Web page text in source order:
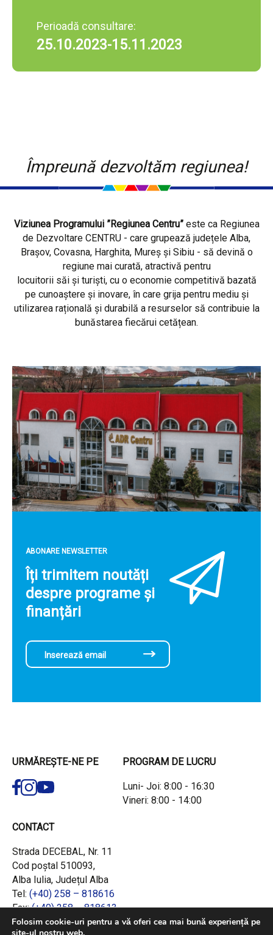
Perioadă consultare:
25.10.2023-15.11.2023
Împreună dezvoltăm regiunea!
Viziunea Programului ”Regiunea Centru”este ca Regiunea
de Dezvoltare CENTRU - care grupează județele Alba,
Brașov, Covasna, Harghita, Mureș și Sibiu - să devină o
regiune mai curată, atractivă pentru
locuitorii săi și turiști, cu o economie competitivă bazată
pe cunoaștere și inovare, în care grija pentru mediu și
utilizarea rațională și durabilă a resurselor să contribuie la
bunăstarea fiecărui cetățean.
ABONARE NEWSLETTER
Îți trimitem noutăți
despre programe și
finanțări
URMĂREȘTE-NE PE PROGRAM DE LUCRU
Luni- Joi: 8:00 - 16:30
Vineri: 8:00 - 14:00
CONTACT
Strada DECEBAL, Nr. 11
Cod poștal 510093,
Alba Iulia, Județul Alba
Tel: (+40) 258 – 818616
Fax:(+40) 258 – 818613
Email:office@adrcentru.ro
Folosim cookie-uri pentru a vă oferi cea mai bună experiență pe